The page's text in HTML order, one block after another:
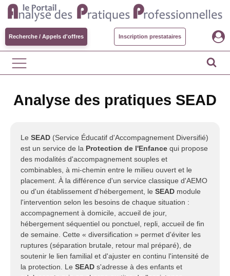
Recherche / Appels d'offres Inscription prestataires
Analyse des pratiques SEAD
Le SEAD (Service Éducatif d'Accompagnement Diversifié)
est un service de la Protection de l'Enfance qui propose
des modalités d'accompagnement souples et
combinables, à mi-chemin entre le milieu ouvert et le
placement. À la différence d'un service classique d'AEMO
ou d'un établissement d'hébergement, le SEAD module
l'intervention selon les besoins de chaque situation :
accompagnement à domicile, accueil de jour,
hébergement séquentiel ou ponctuel, repli, accueil de fin
de semaine. Cette « diversification » permet d'éviter les
ruptures (séparation brutale, retour mal préparé), de
soutenir le lien familial et d'ajuster en continu l'intensité de
la protection. Le SEAD s'adresse à des enfants et